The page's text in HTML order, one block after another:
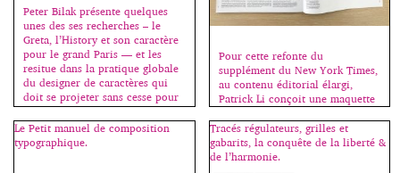
Peter Bilak présente quelques
unes des ses recherches – le
Greta, l’History et son caractère
pour le grand Paris — et les
resitue dans la pratique globale
du designer de caractères qui
doit se projeter sans cesse pour
imaginer ce que d’autres feront
de ses créations dans les
décennies à venir. Il aborde
simplement des notions pointues
Pour cette refonte du
supplément du New York Times,
au contenu éditorial élargi,
Patrick Li conçoit une maquette
forte, moderne et brute, en
collaboration avec la nouvelle
rédactrice en chef du magazine,
Hanya Yanagihara. La densité du
texte induit des pages fortement
Le Petit manuel de composition
typographique.
Tracés régulateurs, grilles et
gabarits, la conquête de la liberté &
de l’harmonie.